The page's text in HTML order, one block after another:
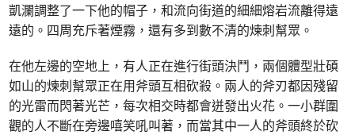
凱瀾調整了一下他的帽子，和流向街道的細細熔岩流離得遠
遠的。四周充斥著煙霧，還有多到數不清的煉刺幫眾。
在他左邊的空地上，有人正在進行街頭決鬥，兩個體型壯碩
如山的煉刺幫眾正在用斧頭互相砍殺。兩人的斧刃都因殘留
的光雷而閃著光芒，每次相交時都會迸發出火花。一小群圍
觀的人不斷在旁邊嘻笑吼叫著，而當其中一人的斧頭終於砍